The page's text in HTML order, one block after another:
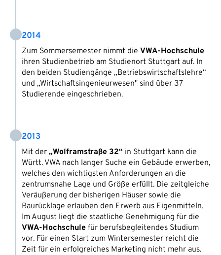
2014
Zum Sommersemester nimmt die VWA-Hochschule
ihren Studienbetrieb am Studienort Stuttgart auf. In
den beiden Studiengänge „Betriebswirtschaftslehre“
und „Wirtschaftsingenieurwesen" sind über 37
Studierende eingeschrieben.
2013
Mit der „Wolframstraße 32“ in Stuttgart kann die
Württ. VWA nach langer Suche ein Gebäude erwerben,
welches den wichtigsten Anforderungen an die
zentrumsnahe Lage und Größe erfüllt. Die zeitgleiche
Veräußerung der bisherigen Häuser sowie die
Baurücklage erlauben den Erwerb aus Eigenmitteln.
Im August liegt die staatliche Genehmigung für die
VWA-Hochschule für berufsbegleitendes Studium
vor. Für einen Start zum Wintersemester reicht die
Zeit für ein erfolgreiches Marketing nicht mehr aus.